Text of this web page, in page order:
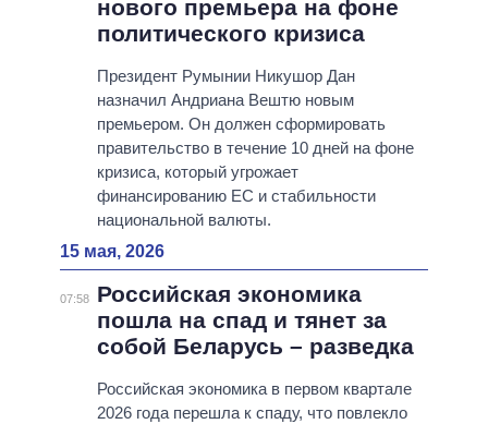
нового премьера на фоне
политического кризиса
Президент Румынии Никушор Дан
назначил Андриана Вештю новым
премьером. Он должен сформировать
правительство в течение 10 дней на фоне
кризиса, который угрожает
финансированию ЕС и стабильности
национальной валюты.
15 мая, 2026
07:58
Российская экономика
пошла на спад и тянет за
собой Беларусь – разведка
Российская экономика в первом квартале
2026 года перешла к спаду, что повлекло